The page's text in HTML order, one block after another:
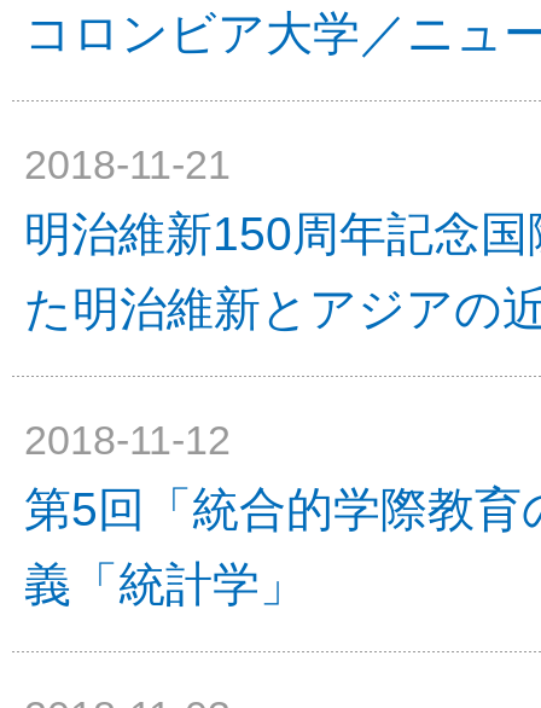
コロンビア大学／ニュ
2018-11-21
明治維新150周年記念
た明治維新とアジアの
2018-11-12
第5回「統合的学際教
義「統計学」